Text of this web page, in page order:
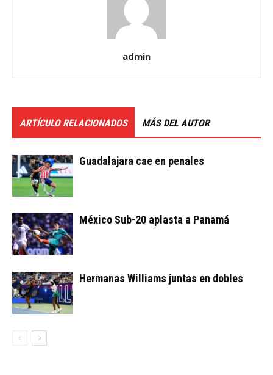
admin
ARTÍCULO RELACIONADOS MÁS DEL AUTOR
Guadalajara cae en penales
México Sub-20 aplasta a Panamá
Hermanas Williams juntas en dobles